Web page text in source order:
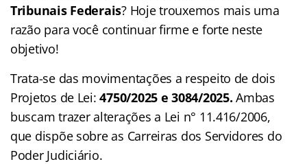
Tribunais Federais? Hoje trouxemos mais uma
razão para você continuar firme e forte neste
objetivo!
Trata-se das movimentações a respeito de dois
Projetos de Lei: 4750/2025 e 3084/2025.Ambas
buscam trazer alterações a Lei n° 11.416/2006,
que dispõe sobre as Carreiras dos Servidores do
Poder Judiciário.